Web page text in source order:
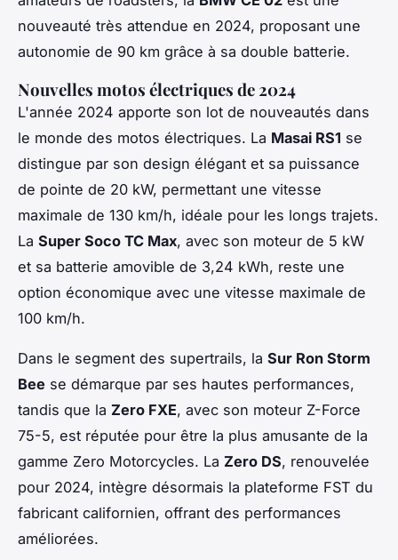
nouveauté très attendue en 2024, proposant une
autonomie de 90 km grâce à sa double batterie.
Nouvelles motos électriques de 2024
L'année 2024 apporte son lot de nouveautés dans
le monde des motos électriques. La Masai RS1 se
distingue par son design élégant et sa puissance
de pointe de 20 kW, permettant une vitesse
maximale de 130 km/h, idéale pour les longs trajets.
La Super Soco TC Max, avec son moteur de 5 kW
et sa batterie amovible de 3,24 kWh, reste une
option économique avec une vitesse maximale de
100 km/h.
Dans le segment des supertrails, la Sur Ron Storm
Bee se démarque par ses hautes performances,
tandis que la Zero FXE, avec son moteur Z-Force
75-5, est réputée pour être la plus amusante de la
gamme Zero Motorcycles. La Zero DS, renouvelée
pour 2024, intègre désormais la plateforme FST du
fabricant californien, offrant des performances
améliorées.